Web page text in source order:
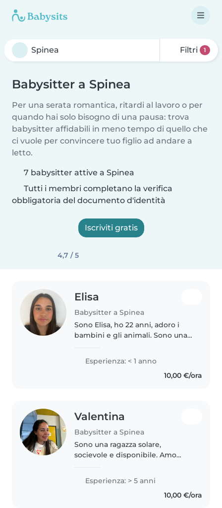
Filtri 1
Babysitter a Spinea
Per una serata romantica, ritardi al lavoro o per
quando hai solo bisogno di una pausa: trova
babysitter affidabili in meno tempo di quello che
ci vuole per convincere tuo figlio ad andare a
letto.
7 babysitter attive a Spinea
Tutti i membri completano la verifica
obbligatoria del documento d'identità
Iscriviti gratis
4,7 / 5
Elisa
Babysitter a Spinea
Sono Elisa, ho 22 anni, adoro i
bambini e gli animali. Sono una
empatica. Ho già avuto un anno
di esperienza come baby sitter.
Se avete bisogno contattatemi
Esperienza: < 1 anno
10,00 €/ora
Valentina
Babysitter a Spinea
Sono una ragazza solare,
socievole e disponibile. Amo
dolcezza. Lavoro da anni nella
scuola, quindi ho esperienza
Esperienza: > 5 anni
10,00 €/ora